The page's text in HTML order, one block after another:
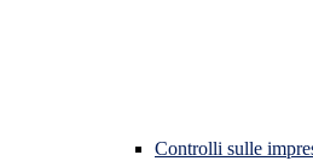
Controlli sulle